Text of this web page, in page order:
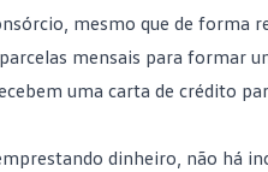
, mesmo que de forma
mensais para formar
uma carta de crédito
dinheiro, não há